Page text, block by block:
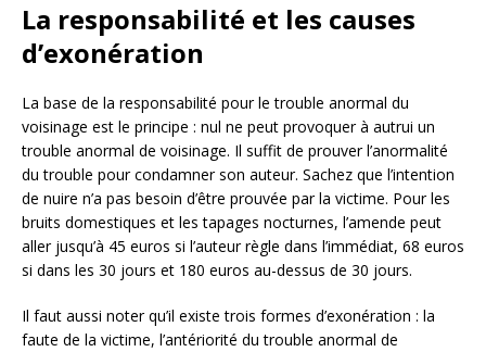
La responsabilité et les causes
d’exonération
La base de la responsabilité pour le trouble anormal du
voisinage est le principe : nul ne peut provoquer à autrui un
trouble anormal de voisinage. Il suffit de prouver l’anormalité
du trouble pour condamner son auteur. Sachez que l’intention
de nuire n’a pas besoin d’être prouvée par la victime. Pour les
bruits domestiques et les tapages nocturnes, l’amende peut
aller jusqu’à 45 euros si l’auteur règle dans l’immédiat, 68 euros
si dans les 30 jours et 180 euros au-dessus de 30 jours.
Il faut aussi noter qu’il existe trois formes d’exonération : la
faute de la victime, l’antériorité du trouble anormal de